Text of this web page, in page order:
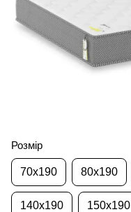
Розмір
70x190 80x190
140x190 150x190